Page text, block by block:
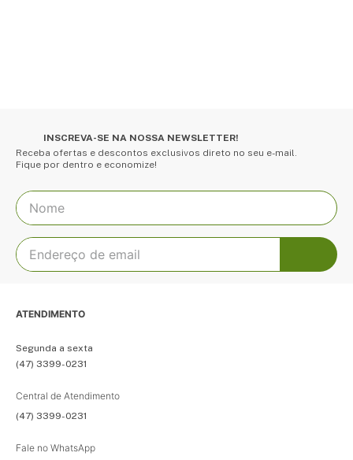
INSCREVA-SE NA NOSSA NEWSLETTER!
Receba ofertas e descontos exclusivos direto no seu e-mail.
Fique por dentro e economize!
ATENDIMENTO
Segunda a sexta
(47) 3399-0231
Central de Atendimento
(47) 3399-0231
Fale no WhatsApp